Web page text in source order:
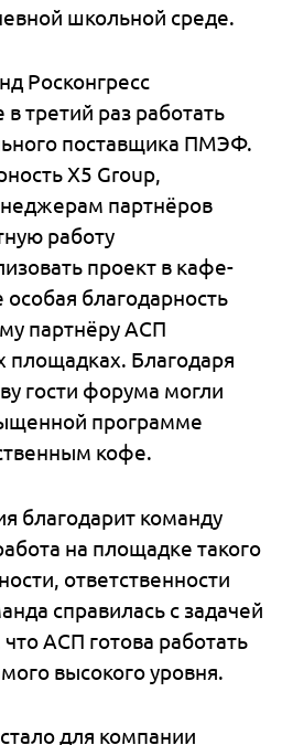
школьной среде.
Росконгресс
третий раз работать
поставщика ПМЭФ.
X5 Group,
партнёров
работу
проект в кафе-
благодарность
партнёру АСП
площадках. Благодаря
гости форума могли
программе
кофе.
благодарит команду
на площадке такого
ответственности
справилась с задачей
АСП готова работать
высокого уровня.
для компании